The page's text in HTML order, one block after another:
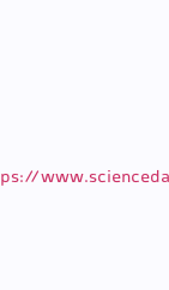
https://